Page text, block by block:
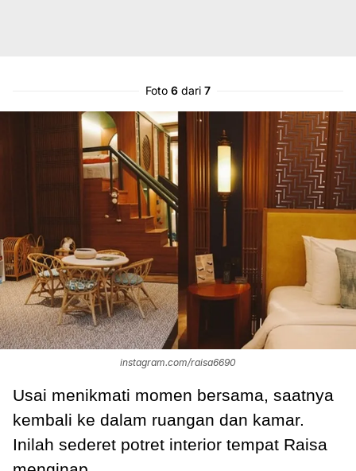
Foto 6 dari 7
instagram.com/raisa6690
Usai menikmati momen bersama, saatnya
kembali ke dalam ruangan dan kamar.
Inilah sederet potret interior tempat Raisa